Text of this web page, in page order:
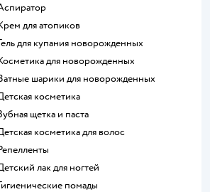
аспиратор
крем для атопиков
гель для купания новорожденных
косметика для новорожденных
ватные шарики для новорожденных
детская косметика
зубная щетка и паста
детская косметика для волос
репелленты
детский лак для ногтей
гигиенические помады